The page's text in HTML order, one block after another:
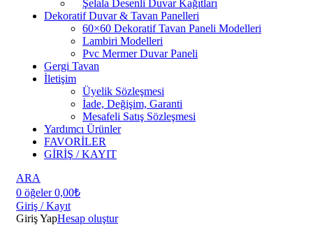
Şelala Desenli Duvar Kağıtları
Dekoratif Duvar & Tavan Panelleri
60×60 Dekoratif Tavan Paneli Modelleri
Lambiri Modelleri
Pvc Mermer Duvar Paneli
Gergi Tavan
İletişim
Üyelik Sözleşmesi
İade, Değişim, Garanti
Mesafeli Satış Sözleşmesi
Yardımcı Ürünler
FAVORİLER
GİRİŞ / KAYIT
ARA
0 öğeler 0,00₺
Giriş / Kayıt
Giriş YapHesap oluştur